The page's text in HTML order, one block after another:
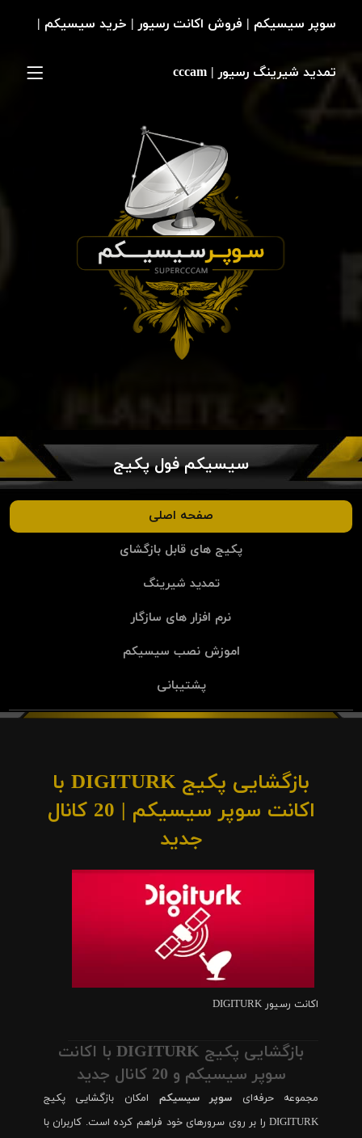
سیسیکم فول پکیج
صفحه اصلی
پکیج های قابل بازگشای
تمدید شیرینگ
نرم افزار های سازگار
اموزش نصب سیسیکم
پشتیبانی
بازگشایی پکیج DIGITURK با
اکانت سوپر سیسیکم | 20 کانال
جدید
اکانت رسیور DIGITURK
بازگشایی پکیج DIGITURK با اکانت
سوپر سیسیکم و 20 کانال جدید
مجموعه حرفه‌ای سوپر سیسیکم امکان بازگشایی پکیج
DIGITURK را بر روی سرورهای خود فراهم کرده است. کاربران با
سوپر سیسیکم | فروش اکانت رسیور | خرید سیسیکم |
تمدید شیرینگ رسیور | cccam